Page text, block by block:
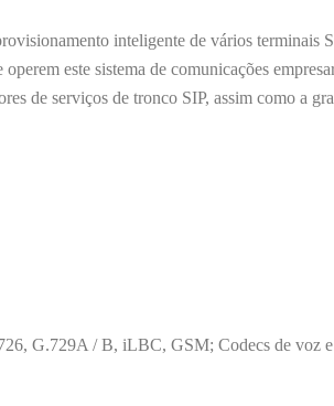
inteligente de vários terminais
este sistema de comunicações
de serviços de tronco SIP, assim como a
G.729A / B, iLBC, GSM; Codecs de voz